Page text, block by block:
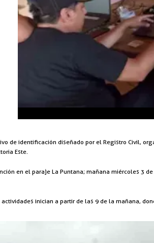
de identificación diseñado por el Registro Civil,
Este.
en el paraje La Puntana; mañana miércoles 3
actividades inician a partir de las 9 de la mañana,